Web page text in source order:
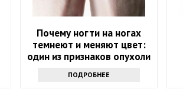
Почему ногти на ногах
темнеют и меняют цвет:
один из признаков опухоли
ПОДРОБНЕЕ